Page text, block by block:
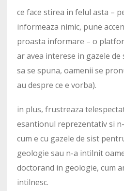
ce face stirea in felul asta –
informeaza nimic, pune
proasta informare – o
ar avea interese in gazele
sa se spuna, oamenii se
au despre ce e vorba).
in plus, frustreaza
esantionul reprezentativ si
cum e cu gazele de sist
geologie sau n-a intilnit
doctorand in geologie, cum
intilnesc.